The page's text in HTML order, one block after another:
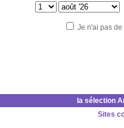
Je n'ai pas
la sélection
Sites